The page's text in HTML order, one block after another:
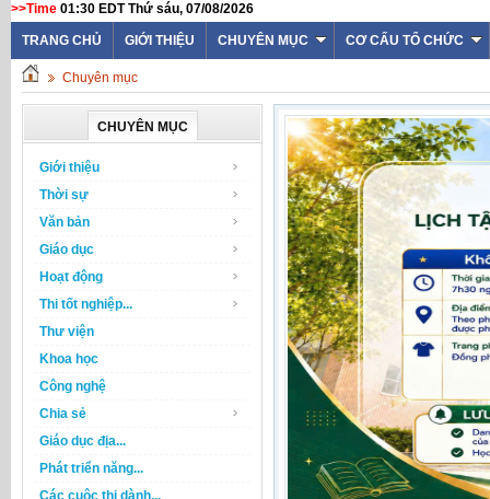
>>Time 01:30 EDT Thứ sáu, 07/08/2026
TRANG CHỦ
GIỚI THIỆU CHUYÊN MỤC CƠ CẤU TỔ CHỨC
Chuyên mục
CHUYÊN MỤC
Giới thiệu
Thời sự
Văn bản
Giáo dục
Hoạt động
Thi tốt nghiệp...
Thư viện
Khoa học
Công nghệ
Chia sẻ
Giáo dục địa...
Phát triển năng...
Các cuộc thi dành...